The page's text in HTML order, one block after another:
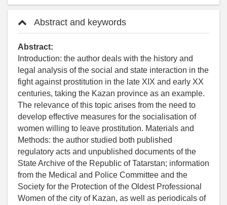
Abstract and keywords
Abstract:
Introduction: the author deals with the history and
legal analysis of the social and state interaction in the
fight against prostitution in the late XIX and early XX
centuries, taking the Kazan province as an example.
The relevance of this topic arises from the need to
develop effective measures for the socialisation of
women willing to leave prostitution. Materials and
Methods: the author studied both published
regulatory acts and unpublished documents of the
State Archive of the Republic of Tatarstan; information
from the Medical and Police Committee and the
Society for the Protection of the Oldest Professional
Women of the city of Kazan, as well as periodicals of